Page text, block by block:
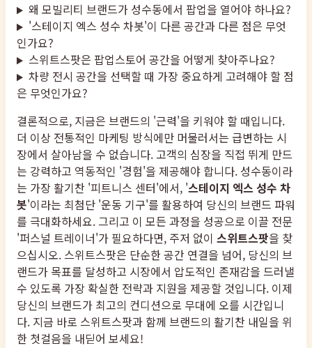
왜 모빌리티 브랜드가 성수동에서 팝업을 열어야 하나요?
'스테이지 엑스 성수 차봇'이 다른 공간과 다른 점은 무엇
인가요?
스위트스팟은 팝업스토어 공간을 어떻게 찾아주나요?
차량 전시 공간을 선택할 때 가장 중요하게 고려해야 할 점
은 무엇인가요?
결론적으로, 지금은 브랜드의 '근력'을 키워야 할 때입니다.
더 이상 전통적인 마케팅 방식에만 머물러서는 급변하는 시
장에서 살아남을 수 없습니다. 고객의 심장을 직접 뛰게 만드
는 강력하고 역동적인 '경험'을 제공해야 합니다. 성수동이라
는 가장 활기찬 '피트니스 센터'에서, '스테이지 엑스 성수 차
봇'이라는 최첨단 '운동 기구'를 활용하여 당신의 브랜드 파워
를 극대화하세요. 그리고 이 모든 과정을 성공으로 이끌 전문
'퍼스널 트레이너'가 필요하다면, 주저 없이 스위트스팟을 찾
으십시오. 스위트스팟은 단순한 공간 연결을 넘어, 당신의 브
랜드가 목표를 달성하고 시장에서 압도적인 존재감을 드러낼
수 있도록 가장 확실한 전략과 지원을 제공할 것입니다. 이제
당신의 브랜드가 최고의 컨디션으로 무대에 오를 시간입니
다. 지금 바로 스위트스팟과 함께 브랜드의 활기찬 내일을 위
한 첫걸음을 내딛어 보세요!